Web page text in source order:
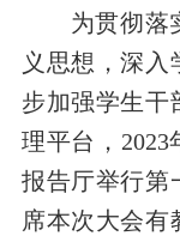
为贯彻落
义思想，深
步加强学生干
理平台，2023
报告厅举行第
席本次大会有